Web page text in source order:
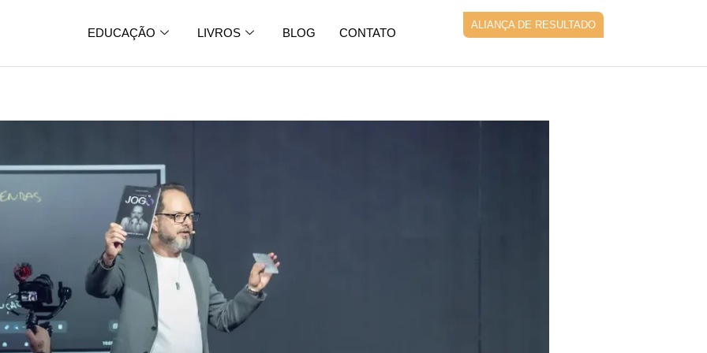
EDUCAÇÃO LIVROS BLOG CONTATO
ALIANÇA DE RESULTADO